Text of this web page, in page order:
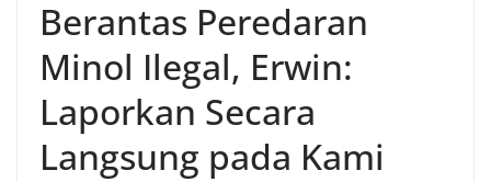
Berantas Peredaran
Minol Ilegal, Erwin:
Laporkan Secara
Langsung pada Kami